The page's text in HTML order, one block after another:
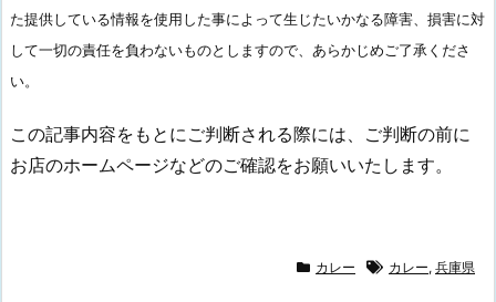
た提供している情報を使用した事によって生じたいかなる障害、損害に対
して一切の責任を負わないものとしますので、あらかじめご了承くださ
い。
この記事内容をもとにご判断される際には、ご判断の前に
お店のホームページなどのご確認をお願いいたします。
カレー カレー, 兵庫県